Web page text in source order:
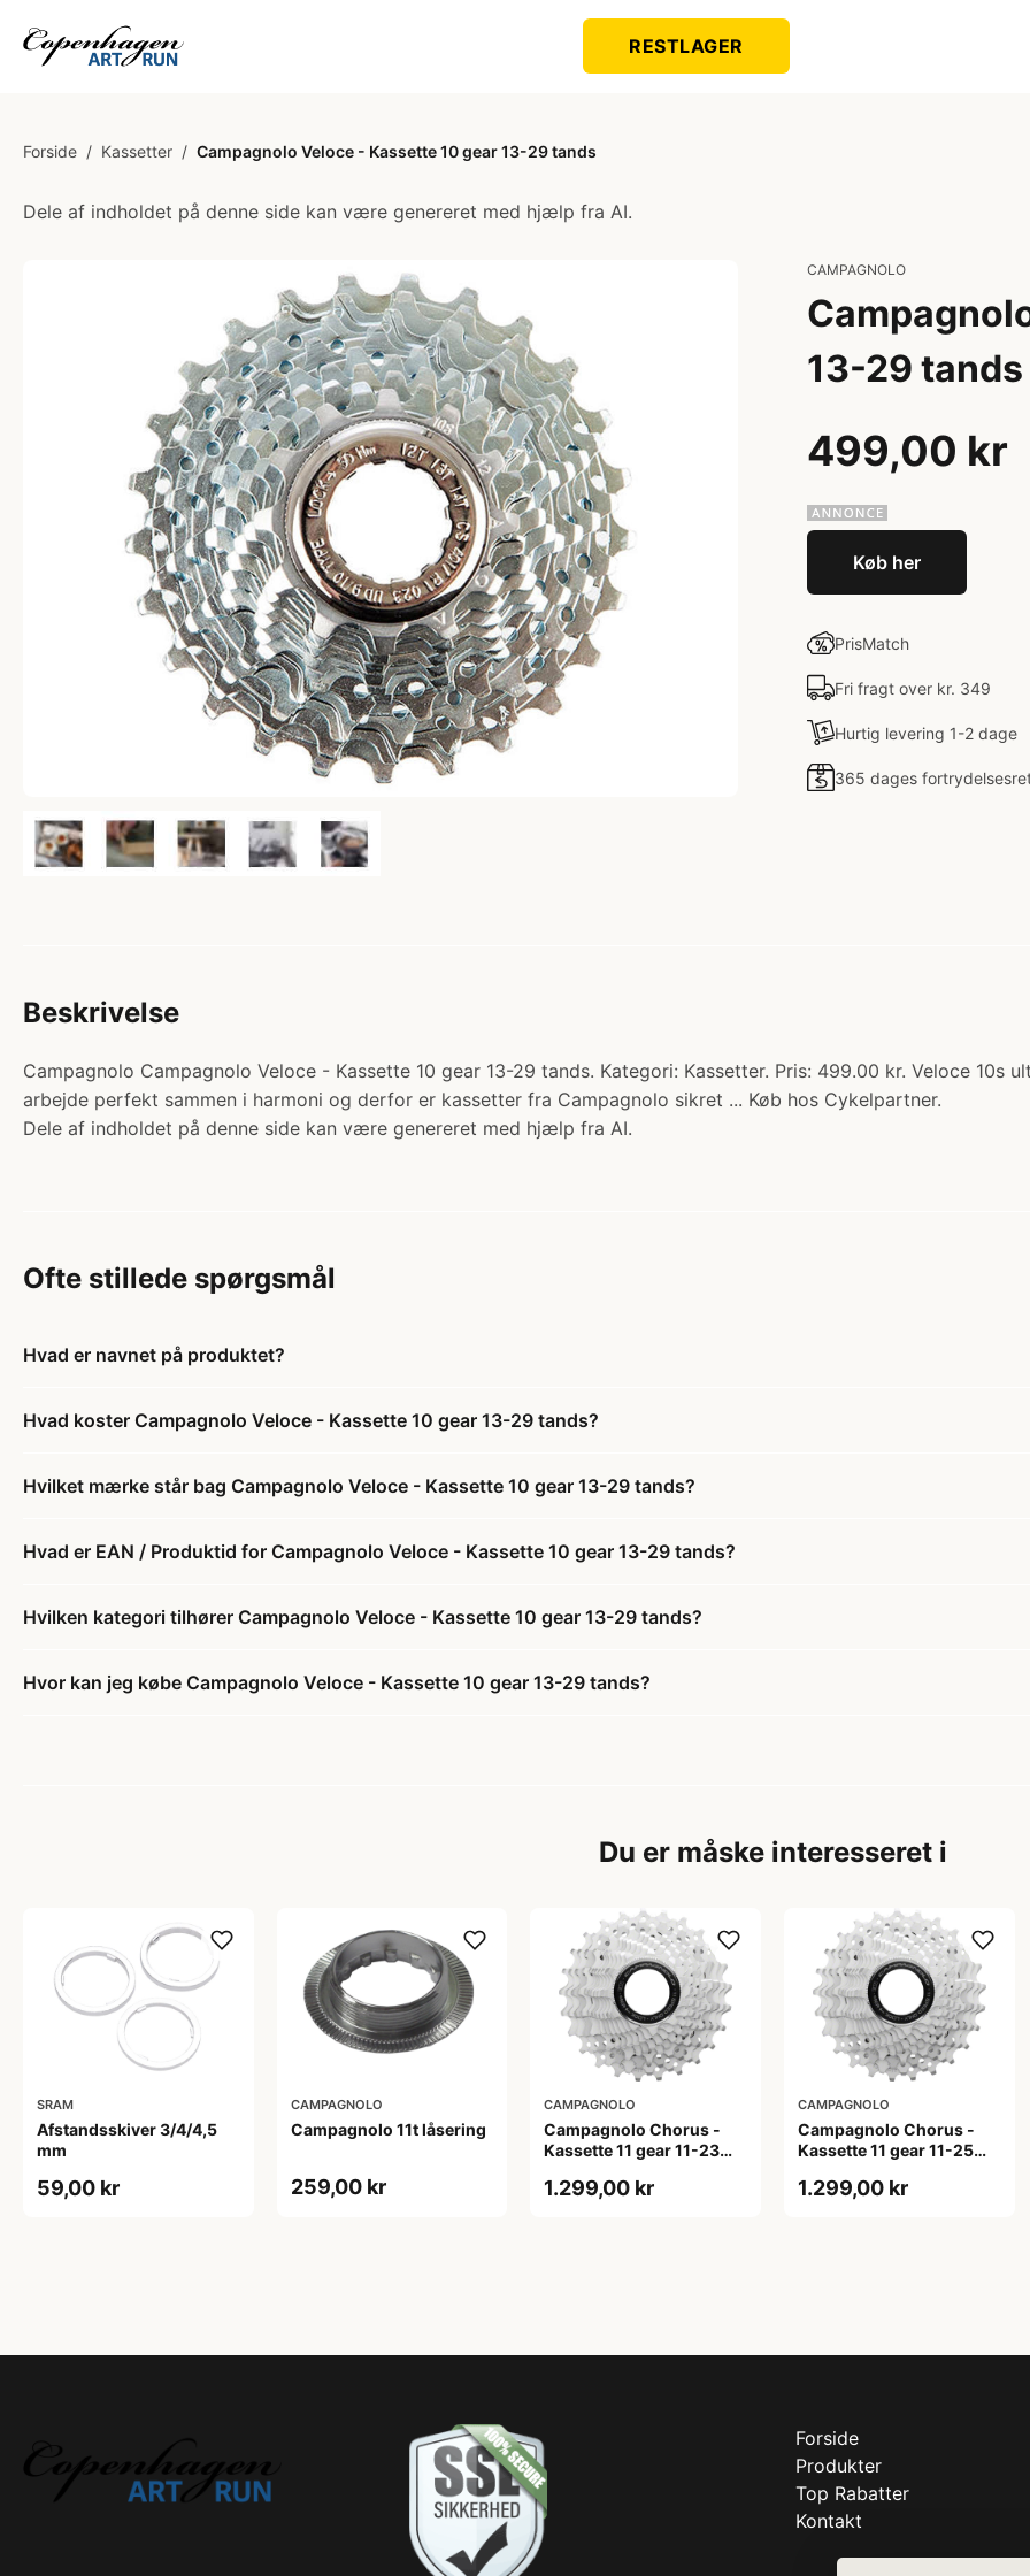
RESTLAGER
Forside / Kassetter / Campagnolo Veloce - Kassette 10 gear 13-29 tands
Dele af indholdet på denne side kan være genereret med hjælp fra AI.
CAMPAGNOLO
13-29 tands
499,00 kr
Køb her
PrisMatch
Fri fragt over kr. 349
Hurtig levering 1-2 dage
365 dages
Beskrivelse
Campagnolo Campagnolo Veloce - Kassette 10 gear 13-29 tands. Kategori: Kassetter. Pris: 499.00 kr. Veloce 10s
arbejde perfekt sammen i harmoni og derfor er kassetter fra Campagnolo sikret ... Køb hos Cykelpartner.
Dele af indholdet på denne side kan være genereret med hjælp fra AI.
Ofte stillede spørgsmål
Hvad er navnet på produktet?
Hvad koster Campagnolo Veloce - Kassette 10 gear 13-29 tands?
Hvilket mærke står bag Campagnolo Veloce - Kassette 10 gear 13-29 tands?
Hvad er EAN / Produktid for Campagnolo Veloce - Kassette 10 gear 13-29 tands?
Hvilken kategori tilhører Campagnolo Veloce - Kassette 10 gear 13-29 tands?
Hvor kan jeg købe Campagnolo Veloce - Kassette 10 gear 13-29 tands?
Du er måske interesseret i
SRAM
Afstandsskiver 3/4/4,5
mm
59,00 kr
CAMPAGNOLO
Campagnolo 11t låsering
259,00 kr
CAMPAGNOLO
Campagnolo Chorus -
Kassette 11 gear 11-23
1.299,00 kr
CAMPAGNOLO
Campagnolo Chorus -
Kassette 11 gear 11-25
1.299,00 kr
Forside
Produkter
Top Rabatter
Kontakt